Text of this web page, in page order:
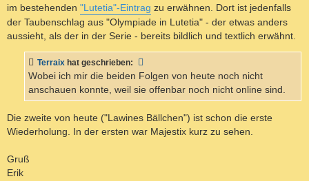
im bestehenden "Lutetia"-Eintrag zu erwähnen. Dort ist jedenfalls
der Taubenschlag aus "Olympiade in Lutetia" - der etwas anders
aussieht, als der in der Serie - bereits bildlich und textlich erwähnt.
Terraix hat geschrieben:
Wobei ich mir die beiden Folgen von heute noch nicht
anschauen konnte, weil sie offenbar noch nicht online sind.
Die zweite von heute ("Lawines Bällchen") ist schon die erste
Wiederholung. In der ersten war Majestix kurz zu sehen.
Gruß
Erik